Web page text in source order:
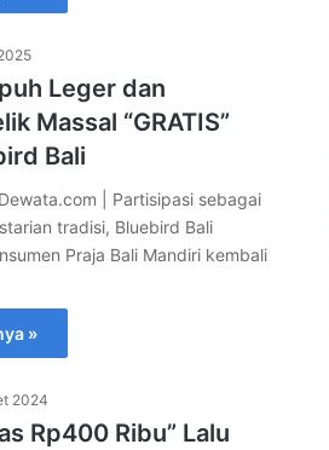
Leger dan
Massal “GRATIS”
Bali
| Partisipasi sebagai
tradisi, Bluebird Bali
Praja Bali Mandiri kembali
»
2024
Rp400 Ribu” Lalu